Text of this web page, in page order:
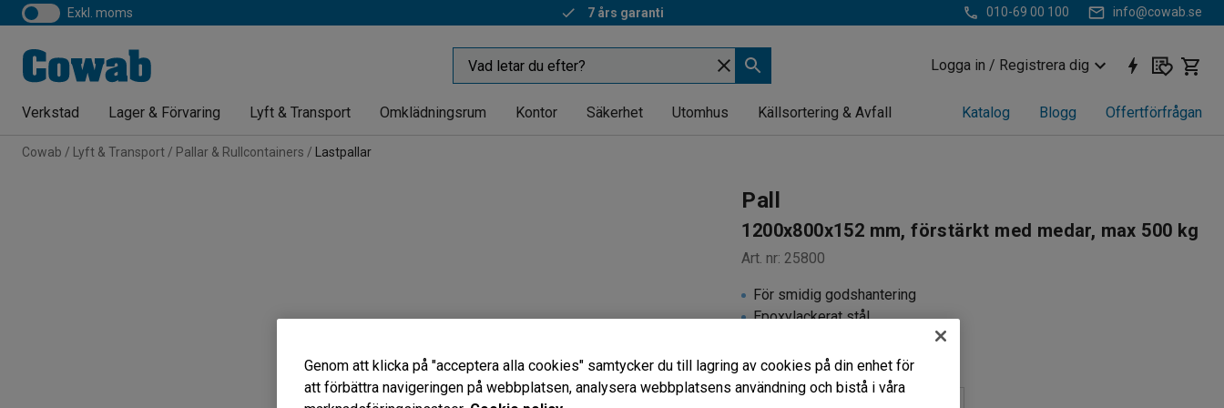
exkl. moms 7 års garanti 010-69 00 100 info@cowab.se
Logga in / Registrera dig
Verkstad Lager & Förvaring Lyft & Transport Omklädningsrum Kontor Säkerhet Utomhus Källsortering & Avfall Katalog Blogg Offertförfrågan
Cowab Lyft & Transport Pallar & Rullcontainers Lastpallar
Pall
1200x800x152 mm, förstärkt med medar, max 500 kg
Art. nr: 25800
För smidig godshantering
Epoxylackerat stål
Modell
Genom att klicka på "acceptera alla cookies" samtycker du till lagring av cookies på din enhet för
att förbättra navigeringen på webbplatsen, analysera webbplatsens användning och bistå i våra